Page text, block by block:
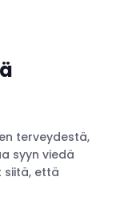
terveydestä,
syyn viedä
siitä, että